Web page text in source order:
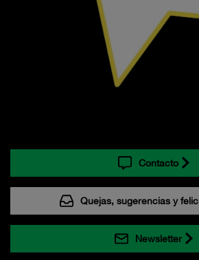
Contacto
Quejas, sugerencias y
Newsletter